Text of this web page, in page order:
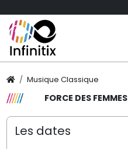
Musique Classique
FORCE DES FEMMES
Les dates